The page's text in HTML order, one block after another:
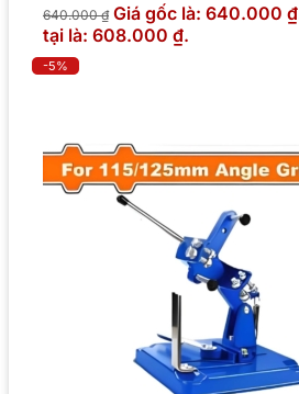
640.000₫ Giá gốc là: 640.000
tại là: 608.000 ₫.
-5%